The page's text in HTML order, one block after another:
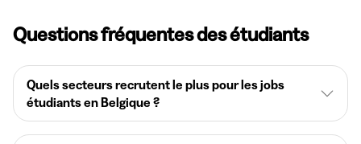
Questions fréquentes des étudiants
Quels secteurs recrutent le plus pour les jobs
étudiants en Belgique ?